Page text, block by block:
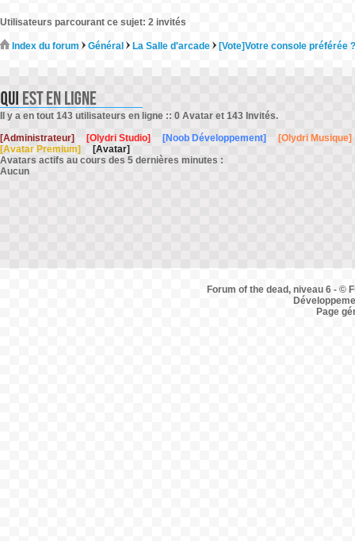
Utilisateurs parcourant ce sujet: 2 invités
Index du forum Général La Salle d'arcade [Vote]Votre console préférée
Il y a en tout 143 utilisateurs en ligne :: 0 Avatar et 143 Invités.
[Administrateur]
[Olydri Studio] [Noob Développement]
[Olydri Musique]
[Avatar Premium]
[Avatar]
Avatars actifs au cours des 5 dernières minutes :
Aucun
Forum of the dead, niveau 6 - ©
Page